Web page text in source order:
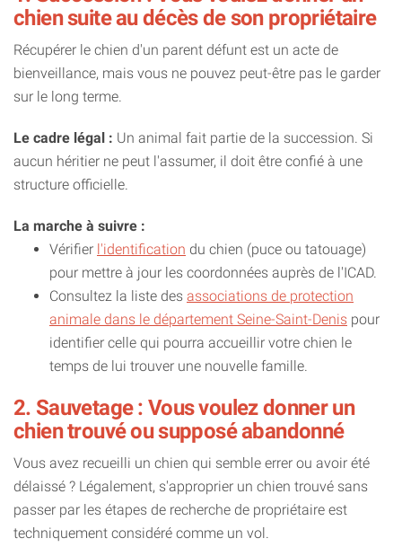
chien suite au décès de son propriétaire
Récupérer le chien d'un parent défunt est un acte de
bienveillance, mais vous ne pouvez peut-être pas le garder
sur le long terme.
Le cadre légal : Un animal fait partie de la succession. Si
aucun héritier ne peut l'assumer, il doit être confié à une
structure officielle.
La marche à suivre :
Vérifier l'identification du chien (puce ou tatouage)
pour mettre à jour les coordonnées auprès de l'ICAD.
Consultez la liste des associations de protection
animale dans le département Seine-Saint-Denis pour
identifier celle qui pourra accueillir votre chien le
temps de lui trouver une nouvelle famille.
2. Sauvetage : Vous voulez donner un
chien trouvé ou supposé abandonné
Vous avez recueilli un chien qui semble errer ou avoir été
délaissé ? Légalement, s'approprier un chien trouvé sans
passer par les étapes de recherche de propriétaire est
techniquement considéré comme un vol.